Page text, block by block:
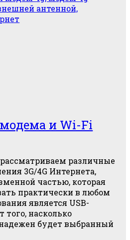
и Wi-Fi
различные
3G/4G Интернета,
частью, которая
практически в любом
является USB-
насколько
будет выбранный